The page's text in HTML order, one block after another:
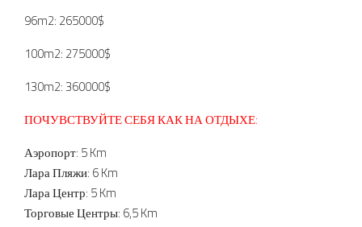
96m2: 265000$
100m2: 275000$
130m2: 360000$
ПОЧУВСТВУЙТЕ СЕБЯКАК НА ОТДЫХЕ:
Аэропорт: 5 Km
Лара Пляжи: 6 Km
Лара Центр: 5 Km
Торговые Центры: 6,5 Km